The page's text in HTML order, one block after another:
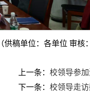
（供稿单位：各单位 审核
上一条： 校领导参
下一条： 校领导走